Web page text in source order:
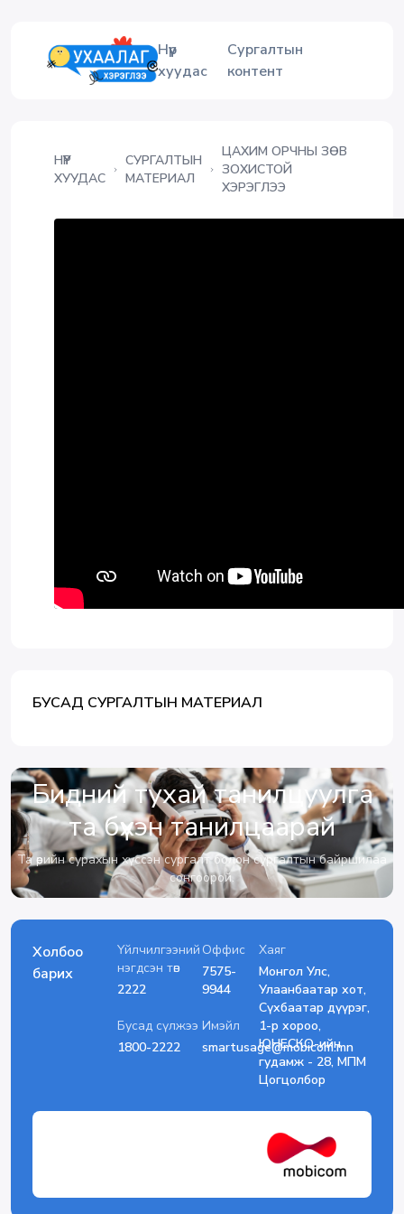
Нүүр
хуудас
Сургалтын
контент
НҮҮР
ХУУДАС
СУРГАЛТЫН
МАТЕРИАЛ
ЦАХИМ ОРЧНЫ ЗӨВ
ЗОХИСТОЙ
ХЭРЭГЛЭЭ
БУСАД СУРГАЛТЫН МАТЕРИАЛ
Бидний тухай танилцуулга
та бүхэн танилцаарай
Та өөрийн сурахын хүссэн сургалт болон сургалтын байршилаа
сонгоорой.
Холбоо
барих
Үйлчилгээний
нэгдсэн төв
2222
Бусад сүлжээ
1800-2222
Оффис
7575-
9944
Имэйл
smartusage@mobicom.mn
Хаяг
Монгол Улс,
Улаанбаатар хот,
Сүхбаатар дүүрэг,
1-р хороо,
ЮНЕСКО-ийн
гудамж - 28, МПМ
Цогцолбор